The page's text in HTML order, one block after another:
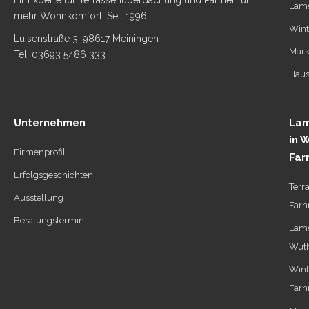
mehr Wohnkomfort. Seit 1996.
Luisenstraße 3, 98617 Meiningen
Tel: 03693 5486 333
Unternehmen
Firmenprofil
Erfolgsgeschichten
Ausstellung
Beratungstermin
in